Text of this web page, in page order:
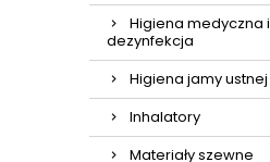
Higiena medyczna i
dezynfekcja
Higiena jamy ustnej
Inhalatory
Materiały szewne